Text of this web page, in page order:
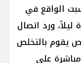
الواقع في
ليلاً، ورد اتصال
يقوم بالتخلص
على